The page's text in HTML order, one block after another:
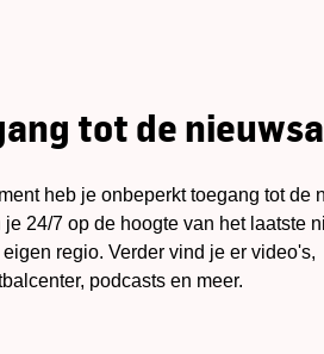
tot de
heb je onbeperkt toegang tot de
24/7 op de hoogte van het laatste
regio. Verder vind je er video's,
podcasts en meer.